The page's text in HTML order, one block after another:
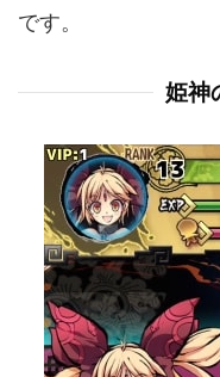
です。
姫神